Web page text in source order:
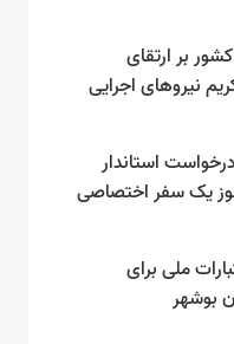
بر ارتقای
نیروهای اجرایی
استاندار
یک سفر اختصاصی
ملی برای
بوشهر